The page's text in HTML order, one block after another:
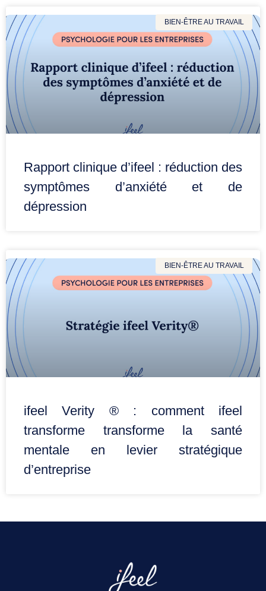
BIEN-ÊTRE AU TRAVAIL
Rapport clinique d’ifeel : réduction des
symptômes d’anxiété et de
dépression
BIEN-ÊTRE AU TRAVAIL
ifeel Verity ® : comment ifeel
transforme transforme la santé
mentale en levier stratégique
d’entreprise